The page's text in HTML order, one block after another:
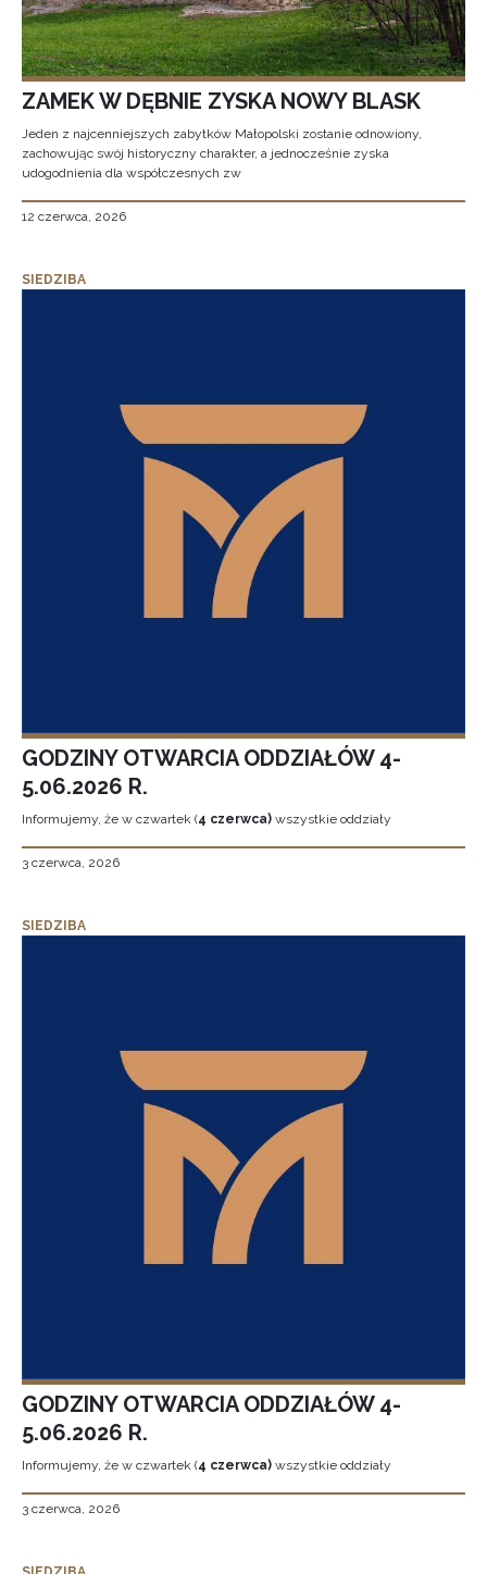
ZAMEK W DĘBNIE ZYSKA NOWY BLASK
Jeden z najcenniejszych zabytków Małopolski zostanie odnowiony,
zachowując swój historyczny charakter, a jednocześnie zyska
udogodnienia dla współczesnych zw
12 czerwca, 2026
SIEDZIBA
GODZINY OTWARCIA ODDZIAŁÓW 4-
5.06.2026 R.
Informujemy, że w czwartek (4 czerwca) wszystkie oddziały
3 czerwca, 2026
SIEDZIBA
GODZINY OTWARCIA ODDZIAŁÓW 4-
5.06.2026 R.
Informujemy, że w czwartek (4 czerwca) wszystkie oddziały
3 czerwca, 2026